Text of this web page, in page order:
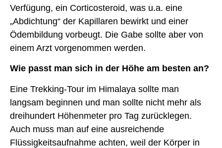
Verfügung, ein Corticosteroid, was u.a. eine
„Abdichtung“ der Kapillaren bewirkt und einer
Ödembildung vorbeugt. Die Gabe sollte aber von
einem Arzt vorgenommen werden.
Wie passt man sich in der Höhe am besten an?
Eine Trekking-Tour im Himalaya sollte man
langsam beginnen und man sollte nicht mehr als
dreihundert Höhenmeter pro Tag zurücklegen.
Auch muss man auf eine ausreichende
Flüssigkeitsaufnahme achten, weil der Körper in